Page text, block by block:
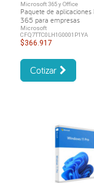
Microsoft 365 y Office
Paquete de aplicaciones
365 para empresas
Microsoft
CFQ7TTC0LH1G0001P1YA
$366.917
Cotizar